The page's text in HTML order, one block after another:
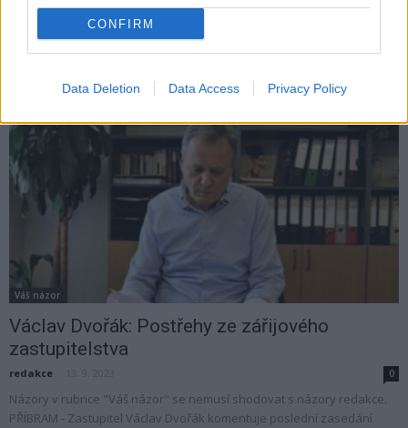
CONFIRM
Data Deletion Data Access Privacy Policy
redakce - 25. 9. 2023
PŘÍBRAM - Parkovací dům na autobusovém nádraží možná bude dražší
než se předpokládalo. O navýšení ceny rozhodli zastupitelé na svém
Váš názor
Václav Dvořák: Postřehy ze zářijového
zastupitelstva
redakce 0
Názory v rubrice "Váš názor" se nemusí shodovat s názory redakce.
PŘÍBRAM - Zastupitel Václav Dvořák komentuje poslední zasedání